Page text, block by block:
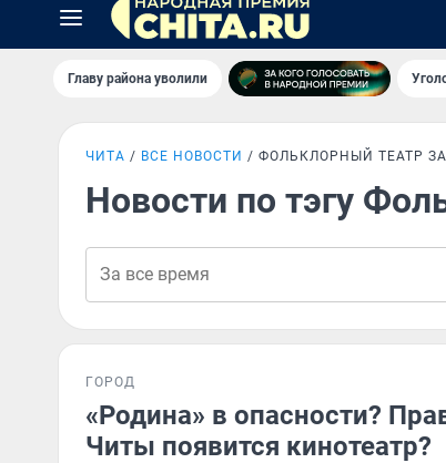
Главу района уволили
ЧИТА ВСЕ НОВОСТИ ФОЛЬКЛОРНЫЙ ТЕАТР
Новости по тэгу
ГОРОД
«Родина» в опасности?
Читы появится кинотеатр?